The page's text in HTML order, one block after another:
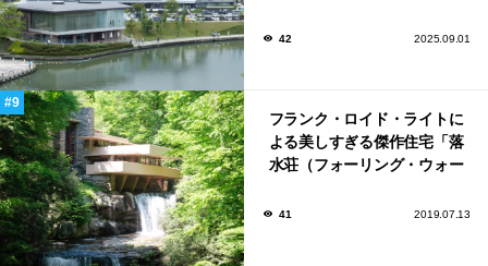
42 2025.09.01
フランク・ロイド・ライトに
よる美しすぎる傑作住宅「落
水荘（フォーリング・ウォー
41 2019.07.13